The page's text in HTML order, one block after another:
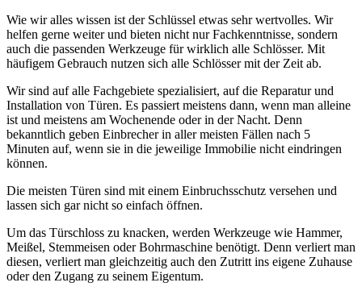
Wie wir alles wissen ist der Schlüssel etwas sehr wertvolles. Wir
helfen gerne weiter und bieten nicht nur Fachkenntnisse, sondern
auch die passenden Werkzeuge für wirklich alle Schlösser. Mit
häufigem Gebrauch nutzen sich alle Schlösser mit der Zeit ab.
Wir sind auf alle Fachgebiete spezialisiert, auf die Reparatur und
Installation von Türen. Es passiert meistens dann, wenn man alleine
ist und meistens am Wochenende oder in der Nacht. Denn
bekanntlich geben Einbrecher in aller meisten Fällen nach 5
Minuten auf, wenn sie in die jeweilige Immobilie nicht eindringen
können.
Die meisten Türen sind mit einem Einbruchsschutz versehen und
lassen sich gar nicht so einfach öffnen.
Um das Türschloss zu knacken, werden Werkzeuge wie Hammer,
Meißel, Stemmeisen oder Bohrmaschine benötigt. Denn verliert man
diesen, verliert man gleichzeitig auch den Zutritt ins eigene Zuhause
oder den Zugang zu seinem Eigentum.